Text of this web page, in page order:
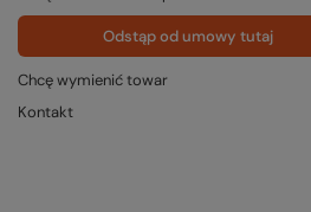
Odstąp od umowy tutaj
Chcę wymienić towar
Kontakt